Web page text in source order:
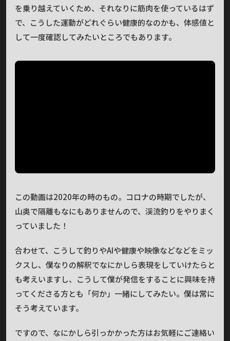
を乗り越えていくため、それなりに筋肉を使っているはず
で、こうした運動がどれぐらい健康的なのかも、体感値と
して一度確認してみたいところでもあります。
この動画は2020年の時のもの。コロナの時期でしたが、
山奥で隔離もなにもありませんので、渓流釣りをやりまく
っていました！
合わせて、こうして釣りやAIや健康や映像などなどをミッ
クスし、僕なりの解釈でなにかしら表現をしていけたらと
も考えいますし、こうして僕が発信をすることに興味を持
ってくださる方とも「何か」一緒にしてみたい。僕は常に
そう考えています。
ですので、なにかしら引っかかった方はお気軽にご連絡い